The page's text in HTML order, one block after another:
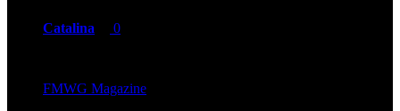
Catalina 0
FMWG Magazine